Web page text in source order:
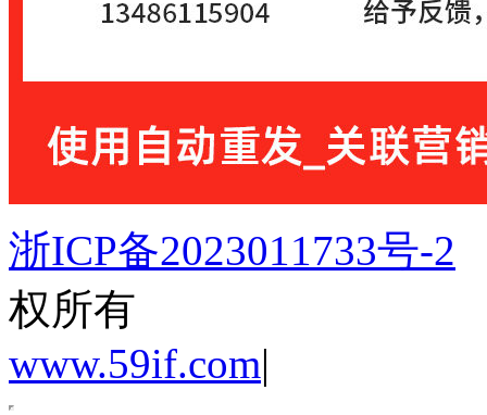
浙ICP备2023011733号-2
权所有
www.59if.com|